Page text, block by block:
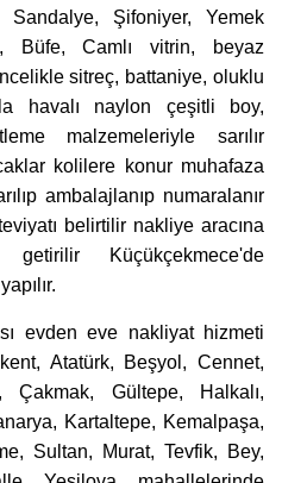
Sandalye, Şifoniyer, Yemek
Büfe, Camlı vitrin, beyaz
sitreç, battaniye, oluklu
havalı naylon çeşitli boy,
malzemeleriyle sarılır
kolilere konur muhafaza
ambalajlanıp numaralanır
belirtilir nakliye aracına
Küçükçekmece'de
evden eve nakliyat hizmeti
Atatürk, Beşyol, Cennet,
Çakmak, Gültepe, Halkalı,
Kartaltepe, Kemalpaşa,
Sultan, Murat, Tevfik, Bey,